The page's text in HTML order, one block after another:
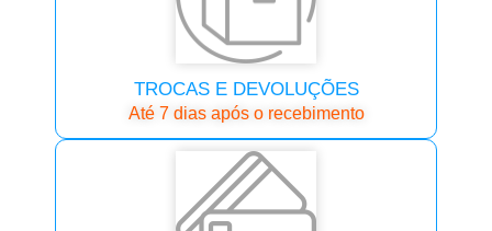
TROCAS E DEVOLUÇÕES
Até 7 dias após o recebimento